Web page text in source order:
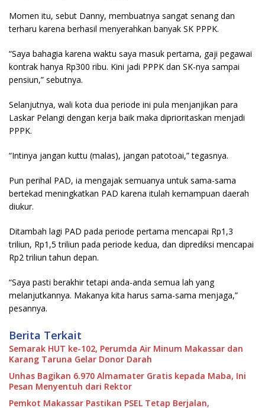
Momen itu, sebut Danny, membuatnya sangat senang dan
terharu karena berhasil menyerahkan banyak SK PPPK.
“Saya bahagia karena waktu saya masuk pertama, gaji pegawai
kontrak hanya Rp300 ribu. Kini jadi PPPK dan SK-nya sampai
pensiun,” sebutnya.
Selanjutnya, wali kota dua periode ini pula menjanjikan para
Laskar Pelangi dengan kerja baik maka diprioritaskan menjadi
PPPK.
“Intinya jangan kuttu (malas), jangan patotoai,” tegasnya.
Pun perihal PAD, ia mengajak semuanya untuk sama-sama
bertekad meningkatkan PAD karena itulah kemampuan daerah
diukur.
Ditambah lagi PAD pada periode pertama mencapai Rp1,3
triliun, Rp1,5 triliun pada periode kedua, dan diprediksi mencapai
Rp2 triliun tahun depan.
“Saya pasti berakhir tetapi anda-anda semua lah yang
melanjutkannya. Makanya kita harus sama-sama menjaga,”
pesannya.
Berita Terkait
Semarak HUT ke-102, Perumda Air Minum Makassar dan
Karang Taruna Gelar Donor Darah
Unhas Bagikan 6.970 Almamater Gratis kepada Maba, Ini
Pesan Menyentuh dari Rektor
Pemkot Makassar Pastikan PSEL Tetap Berjalan,